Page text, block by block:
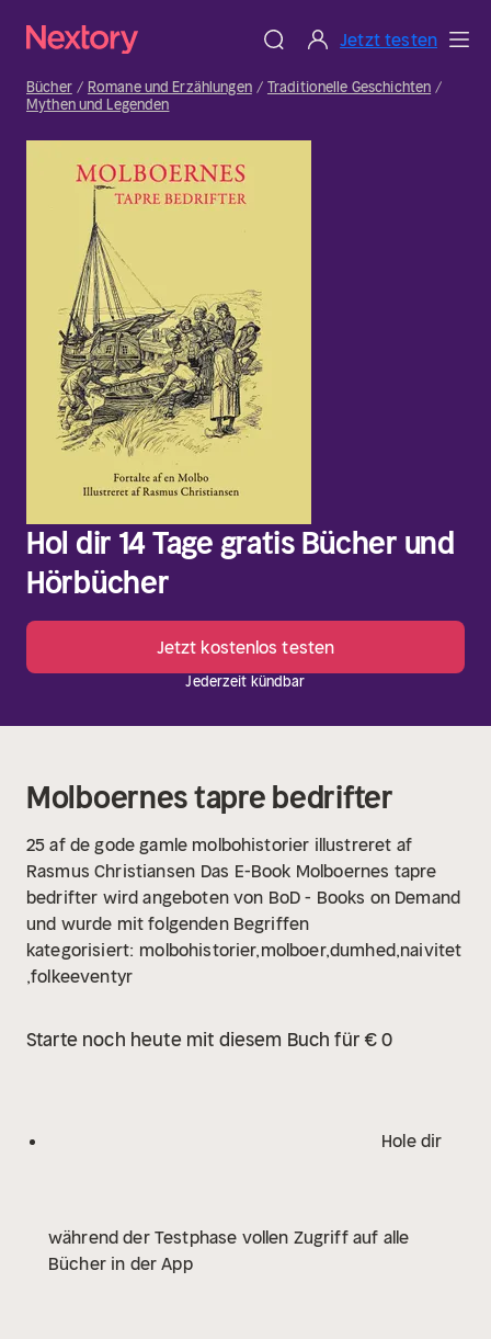
Jetzt testen
Bücher Romane und Erzählungen
Traditionelle Geschichten
Mythen und Legenden
Hol dir 14 Tage gratis Bücher und
Hörbücher
Jetzt kostenlos testen
Jederzeit kündbar
Molboernes tapre bedrifter
25 af de gode gamle molbohistorier illustreret af
Rasmus Christiansen Das E-Book Molboernes tapre
bedrifter wird angeboten von BoD - Books on Demand
und wurde mit folgenden Begriffen
kategorisiert: molbohistorier,molboer,dumhed,naivitet
,folkeeventyr
Starte noch heute mit diesem Buch für € 0
Hole dir
während der Testphase vollen Zugriff auf alle
Bücher in der App